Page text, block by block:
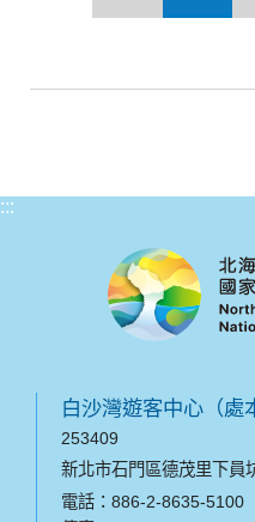
:::
白沙灣遊客中心（處
253409
新北市石門區德茂里下員
電話：886-2-8635-5100